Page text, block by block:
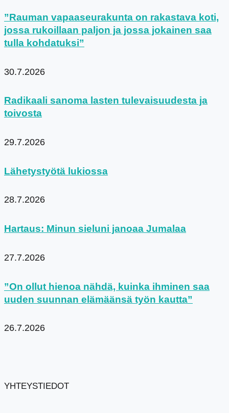
”Rauman vapaaseurakunta on rakastava koti,
jossa rukoillaan paljon ja jossa jokainen saa
tulla kohdatuksi”
30.7.2026
Radikaali sanoma lasten tulevaisuudesta ja
toivosta
29.7.2026
Lähetystyötä lukiossa
28.7.2026
Hartaus: Minun sieluni janoaa Jumalaa
27.7.2026
”On ollut hienoa nähdä, kuinka ihminen saa
uuden suunnan elämäänsä työn kautta”
26.7.2026
YHTEYSTIEDOT